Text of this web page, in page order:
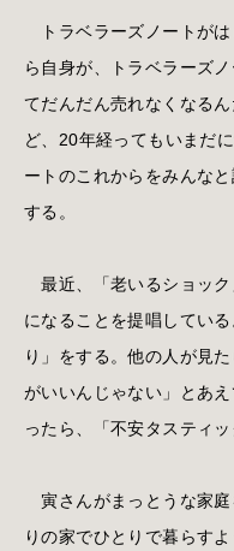
トラベラーズノートが
ら自身が、トラベラーズ
てだんだん売れなくなる
ど、20年経ってもいまだ
ートのこれからをみんな
する。
最近、「老いるショック
になることを提唱してい
り」をする。他の人が見
がいいんじゃない」とあ
ったら、「不安タスティ
寅さんがまっとうな家
りの家でひとりで暮らす